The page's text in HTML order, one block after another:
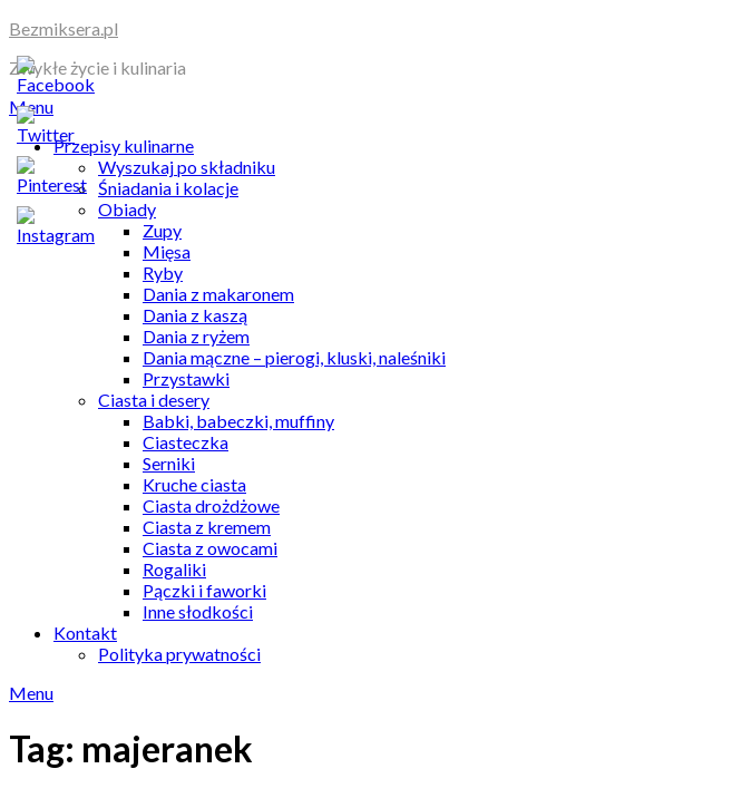
Skip
content
Bezmiksera.pl
Zwykłe życie i kulinaria
Menu
Przepisy kulinarne
Wyszukaj po składniku
Śniadania i kolacje
Obiady
Zupy
Mięsa
Ryby
Dania z makaronem
Dania z kaszą
Dania z ryżem
Dania mączne – pierogi, kluski, naleśniki
Przystawki
Ciasta i desery
Babki, babeczki, muffiny
Ciasteczka
Serniki
Kruche ciasta
Ciasta drożdżowe
Ciasta z kremem
Ciasta z owocami
Rogaliki
Pączki i faworki
Inne słodkości
Kontakt
Polityka prywatności
Menu
Tag: majeranek